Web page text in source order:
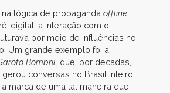
lógica de propaganda offline
digital, a interação com o
por meio de influências no
Um grande exemplo foi a
Bombril, que, por décadas,
conversas no Brasil inteiro.
marca de uma tal maneira que